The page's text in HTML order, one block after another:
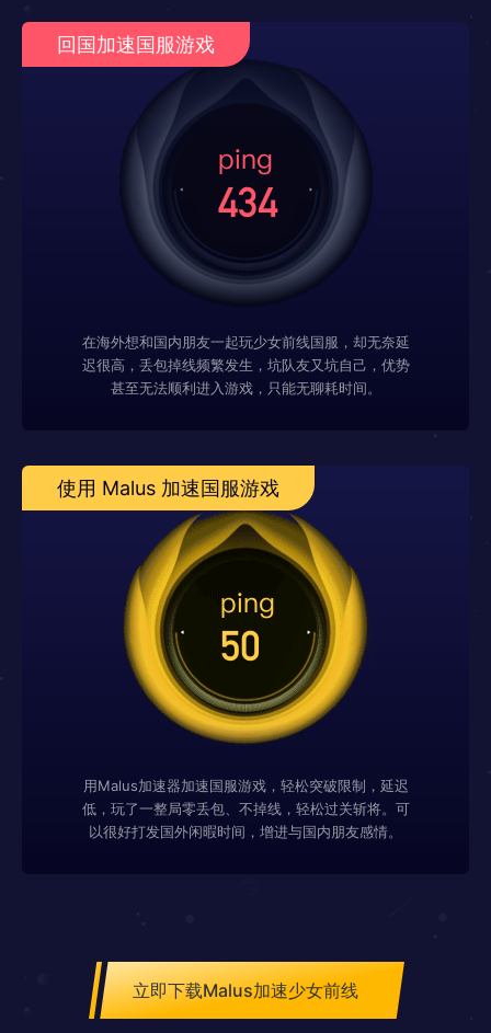
回国加速国服游戏
在海外想和国内朋友一起玩少女前线国服，却无奈延
迟很高，丢包掉线频繁发生，坑队友又坑自己，优势
甚至无法顺利进入游戏，只能无聊耗时间。
使用 Malus 加速国服游戏
用Malus加速器加速国服游戏，轻松突破限制，延迟
低，玩了一整局零丢包、不掉线，轻松过关斩将。可
以很好打发国外闲暇时间，增进与国内朋友感情。
立即下载Malus加速少女前线